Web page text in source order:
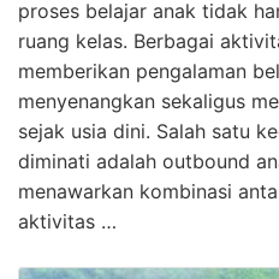
proses belajar anak tidak
ruang kelas. Berbagai
memberikan pengalaman
menyenangkan sekaligus
sejak usia dini. Salah satu
diminati adalah outbound
menawarkan kombinasi
aktivitas …